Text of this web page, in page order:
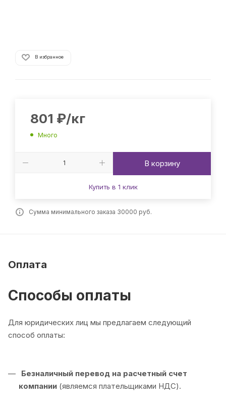
В избранное
801 ₽/кг
Много
В корзину
Купить в 1 клик
Сумма минимального заказа 30000 руб.
Оплата
Способы оплаты
Для юридических лиц мы предлагаем следующий
способ оплаты:
Безналичный перевод на расчетный счет
компании (являемся плательщиками НДС).